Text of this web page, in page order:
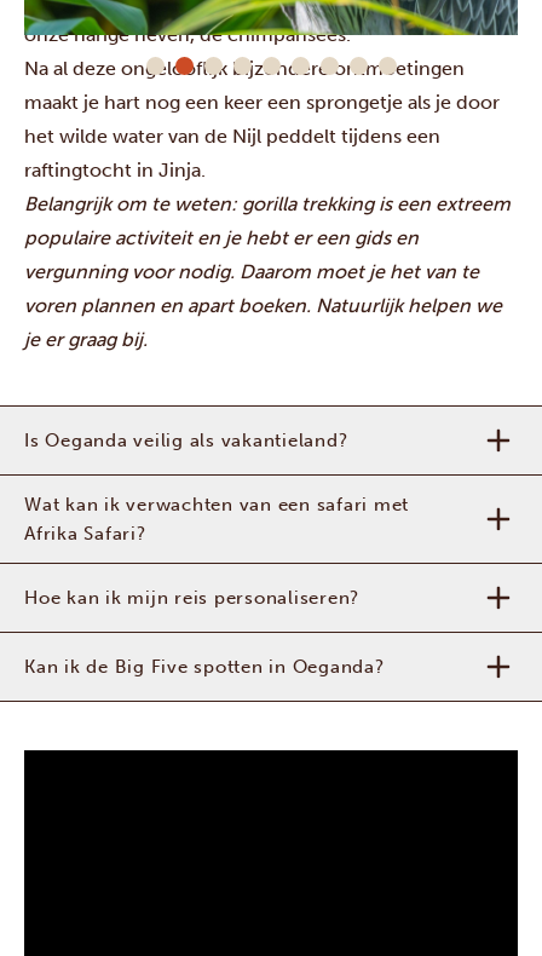
onze harige neven, de chimpansees.
Na al deze ongelooflijk bijzondere ontmoetingen
maakt je hart nog een keer een sprongetje als je door
het wilde water van de Nijl peddelt tijdens een
raftingtocht in Jinja
Belangrijk om te weten: gorilla trekking is een extreem
populaire activiteit en je hebt er een gids en
vergunning voor nodig. Daarom moet je het van te
voren plannen en apart boeken. Natuurlijk helpen we
je er graag bij.
Is Oeganda veilig als vakantieland?
Wat kan ik verwachten van een safari met
Afrika Safari?
Hoe kan ik mijn reis personaliseren?
Kan ik de Big Five spotten in Oeganda?